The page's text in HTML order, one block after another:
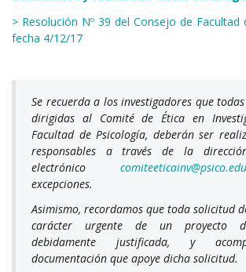
> Resolución Nº 39 del Consejo de Facultad
fecha 4/12/17
Se recuerda a los investigadores que
dirigidas al Comité de Ética en
Facultad de Psicología, deberán ser
responsables a través de la
electrónico
excepciones.
Asimismo, recordamos que toda solicitud
carácter urgente de un proyecto
debidamente justificada, y
documentación que apoye dicha solicitud.